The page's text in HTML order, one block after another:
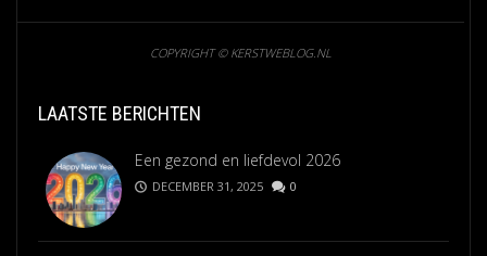
COPYRIGHT © KERSTWEBLOG.NL
LAATSTE BERICHTEN
Een gezond en liefdevol 2026
DECEMBER 31, 2025 0